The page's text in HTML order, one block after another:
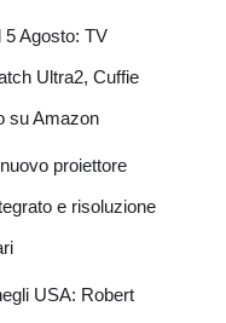
5 Agosto: TV
Ultra2, Cuffie
su Amazon
proiettore
e risoluzione
USA: Robert